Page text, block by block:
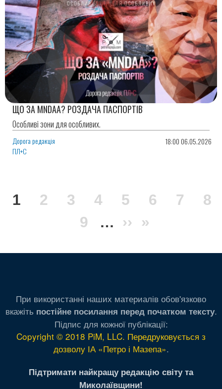
ЩО ЗА MNDAA? РОЗДАЧА ПАСПОРТІВ
Особливі зони для особливих.
Дорога редакція
ПЛ+С
18:00 06.05.2026
наПоточна
1 Сторінка
2 Сторінка
3 Сторінка
4 Сторінка
5 Сторінка
6 7
8
Сторінка
9 …
Наступна
››
Остання
»
При використанні наших материалів обов'язково
вкажіть постійне посилання перед початком тексту.
Підпис для кожної публікації:
Copyright © 2018 PiM, LLC. Передруковується з
дозволу ІА «Петро і Мазепа».
Підтримати найкращу редакцію світу та
Миколаївщини!